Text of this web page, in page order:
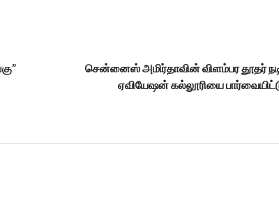
சென்னைஸ் அமிர்தாவின் விளம்பர தூதர்
ஏவியேஷன் கல்லூரியை